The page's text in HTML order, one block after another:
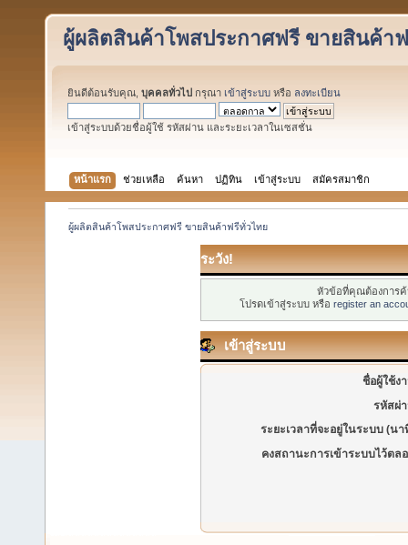
ผู้ผลิตสินค้าโพสประกาศฟรี ขายสินค้า
ยินดีต้อนรับคุณ, บุคคลทั่วไป กรุณา เข้าสู่ระบบ หรือ ลงทะเบียน
เข้าสู่ระบบด้วยชื่อผู้ใช้ รหัสผ่าน และระยะเวลาในเซสชั่น
หน้าแรก ช่วยเหลือ ค้นหา ปฏิทิน เข้าสู่ระบบ สมัครสมาชิก
ผู้ผลิตสินค้าโพสประกาศฟรี ขายสินค้าฟรีทั่วไทย
ระวัง!
หัวข้อที่คุณต้องการ
โปรดเข้าสู่ระบบ หรือ register an
เข้าสู่ระบบ
ชื่อผู้ใช้ง
รหัสผ่
ระยะเวลาที่จะอยู่ในระบบ (นา
คงสถานะการเข้าระบบไว้ตล